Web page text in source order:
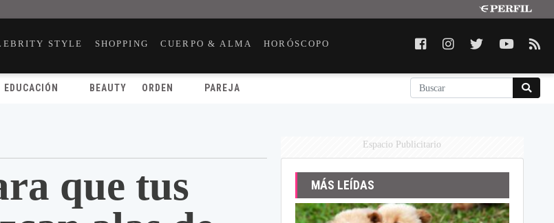
STYLE SHOPPING CUERPO & ALMA HORÓSCOPO
EDUCACIÓN BEAUTY ORDEN PAREJA
que tus
Espacio Publicitario
MÁS LEÍDAS